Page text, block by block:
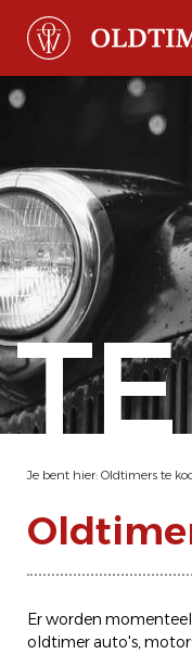
Je bent hier: Oldtimers te
Er worden momenteel
oldtimerauto's,